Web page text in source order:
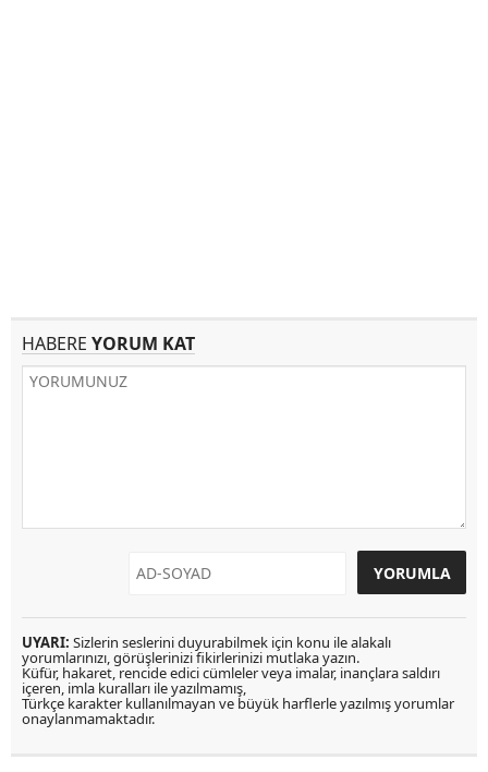
HABERE YORUM KAT
UYARI: Sizlerin seslerini duyurabilmek için konu ile alakalı
yorumlarınızı, görüşlerinizi fikirlerinizi mutlaka yazın.
Küfür, hakaret, rencide edici cümleler veya imalar, inançlara saldırı
içeren, imla kuralları ile yazılmamış,
Türkçe karakter kullanılmayan ve büyük harflerle yazılmış yorumlar
onaylanmamaktadır.